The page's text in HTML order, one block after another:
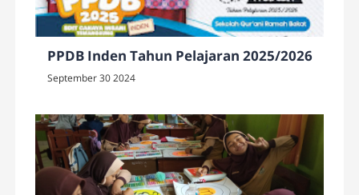
PPDB Inden Tahun Pelajaran 2025/2026
September 30 2024